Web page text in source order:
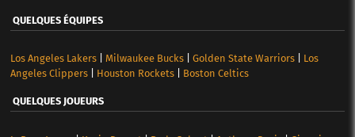
QUELQUES ÉQUIPES
Los Angeles Lakers| Milwaukee Bucks| Golden State Warriors| Los
Angeles Clippers| Houston Rockets| Boston Celtics
QUELQUES JOUEURS